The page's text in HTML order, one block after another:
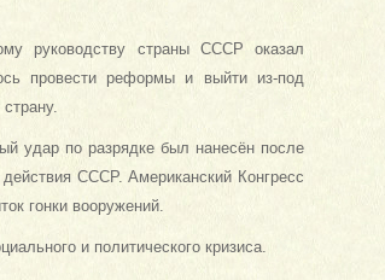
руководству страны СССР оказал
провести реформы и выйти из-под
удар по разрядке был нанесён после
СССР. Американский Конгресс
гонки вооружений.
и политического кризиса.